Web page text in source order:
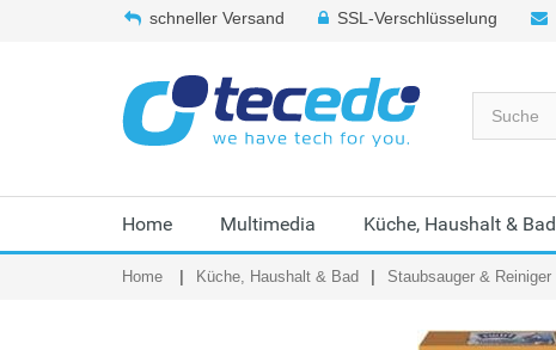
schneller Versand SSL-Verschlüsselung
Home Multimedia Küche, Haushalt & Bad
Home Küche, Haushalt & Bad Staubsauger & Reiniger